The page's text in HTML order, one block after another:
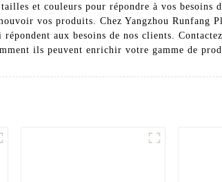
et couleurs pour répondre à vos besoins
vos produits. Chez Yangzhou Runfang
aux besoins de nos clients.
ils peuvent enrichir votre gamme de